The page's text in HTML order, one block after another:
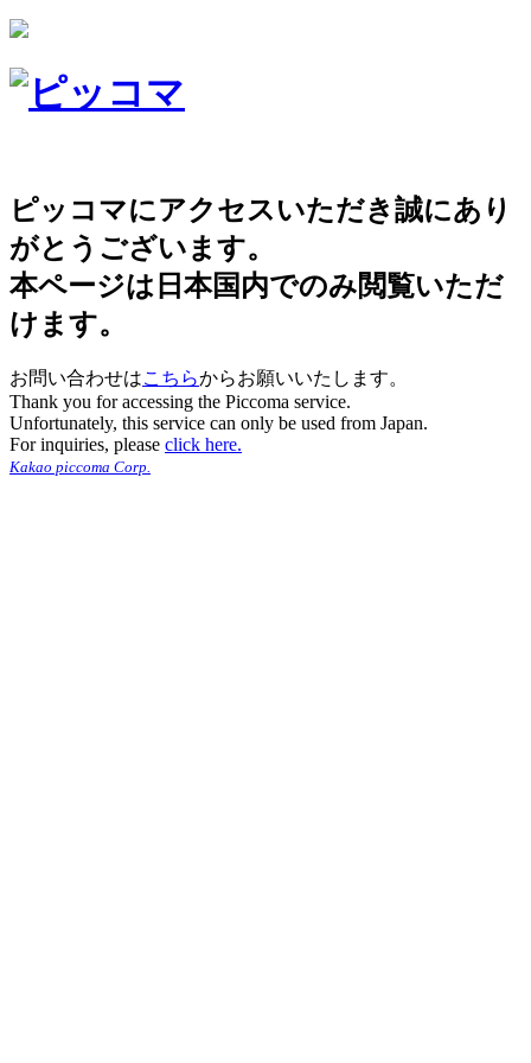
ピッコマにアクセスいただき誠にあり
がとうございます。
本ページは日本国内でのみ閲覧いただ
けます。
お問い合わせはこちらからお願いいたします。
Thank you for accessing the Piccoma service.
Unfortunately, this service can only be used from Japan.
For inquiries, please click here.
Kakao piccoma Corp.